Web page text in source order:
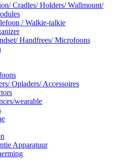
Cradles/ Holders/ Wallmount/
/ Walkie-talkie
Handfrees/ Microfoons
Opladers/ Accessoires
wearable
Apparatuur